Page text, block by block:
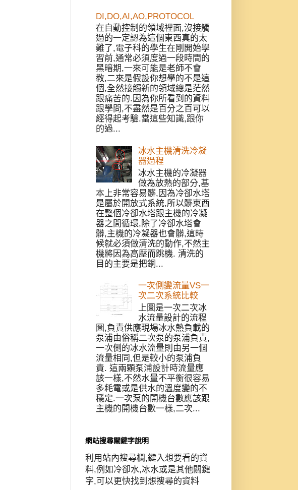
DI,DO,AI,AO,PROTOCOL
在自動控制的領域裡面,沒接觸
過的一定認為這個東西真的太
難了,電子科的學生在剛開始學
習前,通常必須度過一段時間的
黑暗期,一來可能是老師不會
教,二來是假設你想學的不是這
個,全然接觸新的領域總是茫然
跟痛苦的.因為你所看到的資料
跟學問,不盡然是百分之百可以
經得起考驗.當這些知識,跟你
的過...
冰水主機清洗冷凝
器過程
冰水主機的冷凝器
做為放熱的部分,基
本上非常容易髒,因為冷卻水塔
是屬於開放式系統,所以髒東西
在整個冷卻水塔跟主機的冷凝
器之間循環,除了冷卻水塔會
髒,主機的冷凝器也會髒,這時
候就必須做清洗的動作,不然主
機將因為高壓而跳機. 清洗的
目的主要是把銅...
一次側變流量VS一
次二次系統比較
上圖是一次二次冰
水流量設計的流程
圖,負責供應現場冰水熱負載的
泵浦由俗稱二次泵的泵浦負責,
一次側的冰水流量則由另一個
流量相同,但是較小的泵浦負
責. 這兩顆泵浦設計時流量應
該一樣,不然水量不平衡很容易
多耗電或是供水的溫度變的不
穩定.一次泵的開機台數應該跟
主機的開機台數一樣,二次...
網站搜尋關鍵字說明
利用站內搜尋欄,鍵入想要看的資
料,例如冷卻水,冰水或是其他關鍵
字,可以更快找到想搜尋的資料